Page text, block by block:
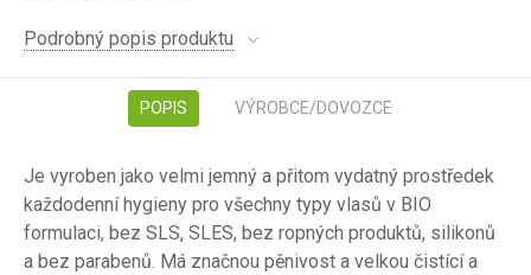
Podrobný popis produktu
POPIS VÝROBCE/DOVOZCE
Je vyroben jako velmi jemný a přitom vydatný prostředek
každodenní hygieny pro všechny typy vlasů v BIO
formulaci, bez SLS, SLES, bez ropných produktů, silikonů
a bez parabenů. Má značnou pěnivost a velkou čistící a